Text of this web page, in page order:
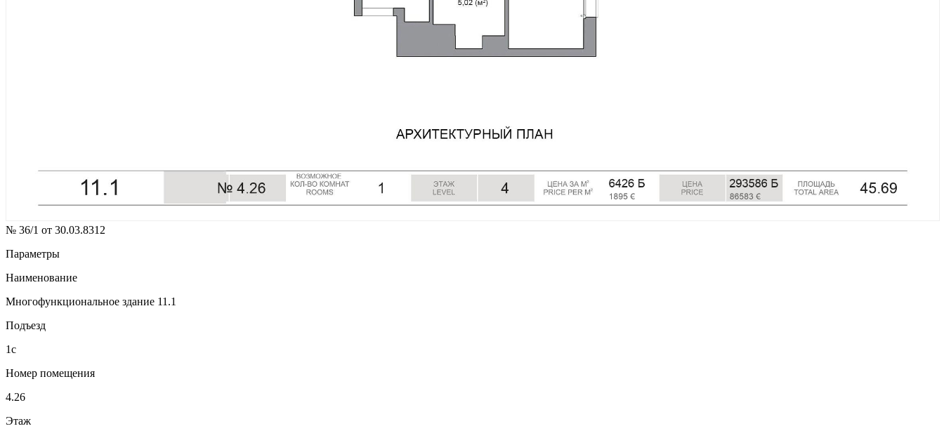
№ 36/1 от 30.03.8312
Параметры
Наименование
Многофункциональное здание 11.1
Подъезд
1с
Номер помещения
4.26
Этаж